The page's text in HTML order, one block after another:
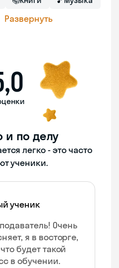
Развернуть
и по делу
легко - это часто
ученики.
ученик
Очень
я в восторге,
будет такой
в обучении.